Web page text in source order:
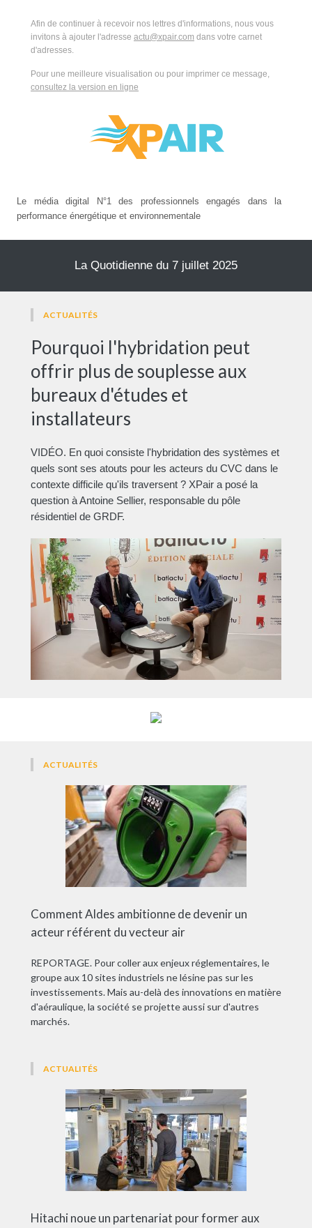
Afin de continuer à recevoir nos lettres d'informations, nous vous
invitons à ajouter l'adresse actu@xpair.com dans votre carnet
d'adresses.
Pour une meilleure visualisation ou pour imprimer ce message,
consultez la version en ligne
Le média digital N°1 des professionnels engagés dans la
performance énergétique et environnementale
La Quotidienne du 7 juillet 2025
ACTUALITÉS
Pourquoi l'hybridation peut
offrir plus de souplesse aux
bureaux d'études et
installateurs
VIDÉO. En quoi consiste l'hybridation des systèmes et
quels sont ses atouts pour les acteurs du CVC dans le
contexte difficile qu'ils traversent ? XPair a posé la
question à Antoine Sellier, responsable du pôle
résidentiel de GRDF.
ACTUALITÉS
Comment Aldes ambitionne de devenir un
acteur référent du vecteur air
REPORTAGE. Pour coller aux enjeux réglementaires, le
groupe aux 10 sites industriels ne lésine pas sur les
investissements. Mais au-delà des innovations en matière
d'aéraulique, la société se projette aussi sur d'autres
marchés.
ACTUALITÉS
Hitachi noue un partenariat pour former aux